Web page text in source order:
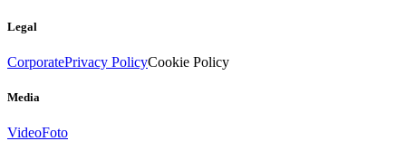
Legal
CorporatePrivacy PolicyCookie Policy
Media
VideoFoto